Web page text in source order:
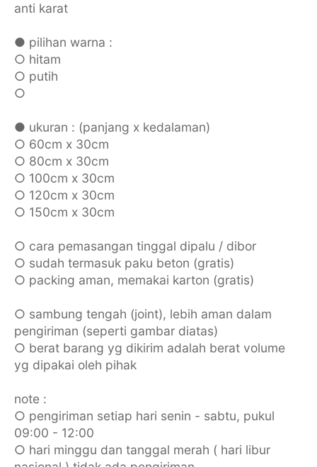
anti karat
● pilihan warna :
○ hitam
○ putih
○
● ukuran : (panjang x kedalaman)
○ 60cm x 30cm
○ 80cm x 30cm
○ 100cm x 30cm
○ 120cm x 30cm
○ 150cm x 30cm
○ cara pemasangan tinggal dipalu / dibor
○ sudah termasuk paku beton (gratis)
○ packing aman, memakai karton (gratis)
○ sambung tengah (joint), lebih aman dalam
pengiriman (seperti gambar diatas)
○ berat barang yg dikirim adalah berat volume
yg dipakai oleh pihak
note :
○ pengiriman setiap hari senin - sabtu, pukul
09:00 - 12:00
○ hari minggu dan tanggal merah ( hari libur